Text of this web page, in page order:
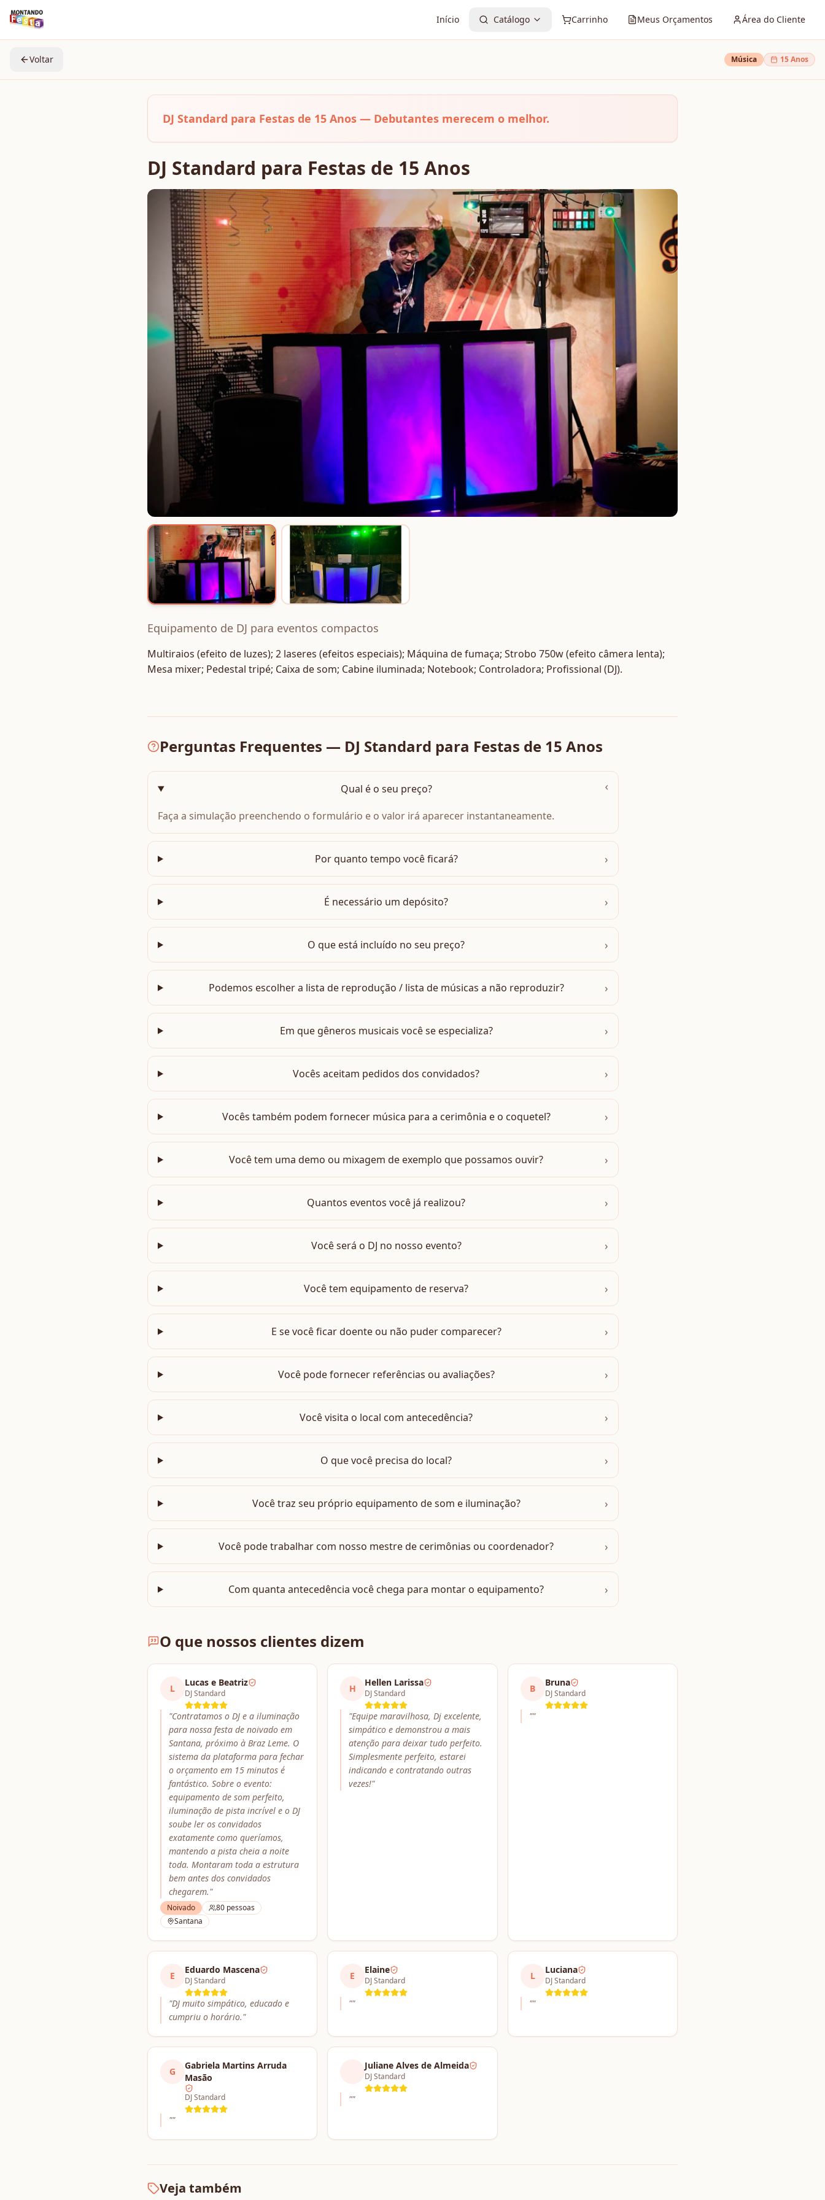
Início Catálogo Carrinho Meus Orçamentos Área do Cliente
Voltar Música 15 Anos
DJ Standard para Festas de 15 Anos — Debutantes merecem o melhor.
DJ Standard para Festas de 15 Anos
Equipamento de DJ para eventos compactos
Multiraios (efeito de luzes); 2 laseres (efeitos especiais); Máquina de fumaça; Strobo 750w (efeito câmera lenta);
Mesa mixer; Pedestal tripé; Caixa de som; Cabine iluminada; Notebook; Controladora; Profissional (DJ).
Perguntas Frequentes — DJ Standard para Festas de 15 Anos
Qual é o seu preço? ›
Faça a simulação preenchendo o formulário e o valor irá aparecer instantaneamente.
Por quanto tempo você ficará? ›
É necessário um depósito? ›
O que está incluído no seu preço? ›
Podemos escolher a lista de reprodução / lista de músicas a não reproduzir? ›
Em que gêneros musicais você se especializa? ›
Vocês aceitam pedidos dos convidados? ›
Vocês também podem fornecer música para a cerimônia e o coquetel? ›
Você tem uma demo ou mixagem de exemplo que possamos ouvir? ›
Quantos eventos você já realizou? ›
Você será o DJ no nosso evento? ›
Você tem equipamento de reserva? ›
E se você ficar doente ou não puder comparecer? ›
Você pode fornecer referências ou avaliações? ›
Você visita o local com antecedência? ›
O que você precisa do local? ›
Você traz seu próprio equipamento de som e iluminação? ›
Você pode trabalhar com nosso mestre de cerimônias ou coordenador? ›
Com quanta antecedência você chega para montar o equipamento? ›
O que nossos clientes dizem
L
Lucas e Beatriz
DJ Standard
"Contratamos o DJ e a iluminação
para nossa festa de noivado em
Santana, próximo à Braz Leme. O
sistema da plataforma para fechar
o orçamento em 15 minutos é
fantástico. Sobre o evento:
equipamento de som perfeito,
iluminação de pista incrível e o DJ
soube ler os convidados
exatamente como queríamos,
mantendo a pista cheia a noite
toda. Montaram toda a estrutura
bem antes dos convidados
chegarem."
Noivado 80 pessoas
Santana
H
Hellen Larissa
DJ Standard
"Equipe maravilhosa, Dj excelente,
simpático e demonstrou a mais
atenção para deixar tudo perfeito.
Simplesmente perfeito, estarei
indicando e contratando outras
vezes!"
B
Bruna
DJ Standard
""
E
Eduardo Mascena
DJ Standard
"DJ muito simpático, educado e
cumpriu o horário."
E
Elaine
DJ Standard
""
L
Luciana
DJ Standard
""
G
Gabriela Martins Arruda
Masão
DJ Standard
""
Juliane Alves de Almeida
DJ Standard
""
Veja também